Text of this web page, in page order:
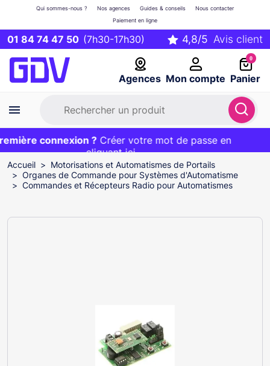
01 84 74 47 50 (7h30-17h30)
Agences Mon compte
Qui sommes-nous ? Nos agences Guides & conseils
Nous contacter
Paiement en ligne
0
Panier
Première commande ?20€ OFFERT sur votre panier
et livraison 24/48h gratuite avec le codeBIENVENUE
connexion ?Créer votre mot de passe en
cliquant ici
EXCLU WEB :
Accueil
Motorisations et Automatismes de Portails
Organes de Commande pour Systèmes d'Automatisme
Commandes et Récepteurs Radio pour Automatismes